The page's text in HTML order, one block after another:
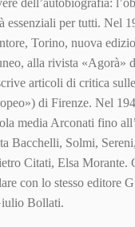
dell’autobiografia:
essenziali per tutti. Nel
Torino, nuova
alla rivista «Agorà»
articoli di critica
di Firenze. Nel
media Arconati fino
Bacchelli, Solmi,
Citati, Elsa Morante.
con lo stesso editore
Bollati.